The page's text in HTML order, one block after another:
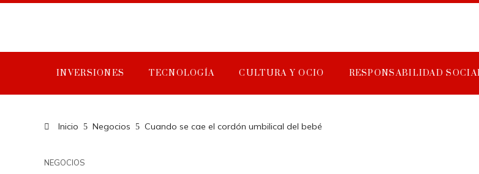
INVERSIONES TECNOLOGÍA CULTURA Y OCIO RESPONSABILIDAD
Inicio Negocios Cuando se cae el cordón umbilical del bebé
NEGOCIOS